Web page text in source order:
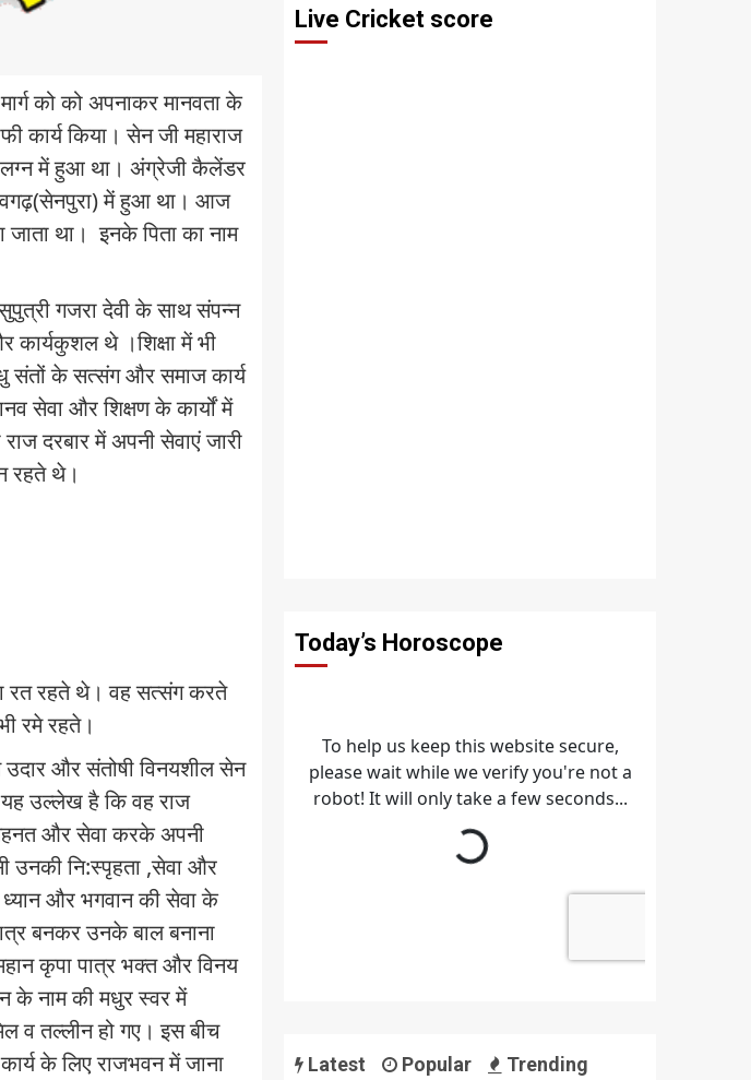
को को अपनाकर मानवता के
कार्य किया। सेन जी महाराज
लग्न में हुआ था। अंग्रेजी कैलेंडर
में हुआ था। आज
था। इनके पिता का नाम
गजरा देवी के साथ संपन्न
कार्यकुशल थे ।शिक्षा में भी
संतों के सत्संग और समाज कार्य
सेवा और शिक्षण के कार्यों में
दरबार में अपनी सेवाएं जारी
रहते थे।
रत रहते थे। वह सत्संग करते
रमे रहते।
और संतोषी विनयशील सेन
उल्लेख है कि वह राज
और सेवा करके अपनी
उनकी नि:स्पृहता ,सेवा और
और भगवान की सेवा के
बनकर उनके बाल बनाना
कृपा पात्र भक्त और विनय
के नाम की मधुर स्वर में
व तल्लीन हो गए। इस बीच
के लिए राजभवन में जाना
Live Cricket score
Today’s Horoscope
Latest Popular Trending